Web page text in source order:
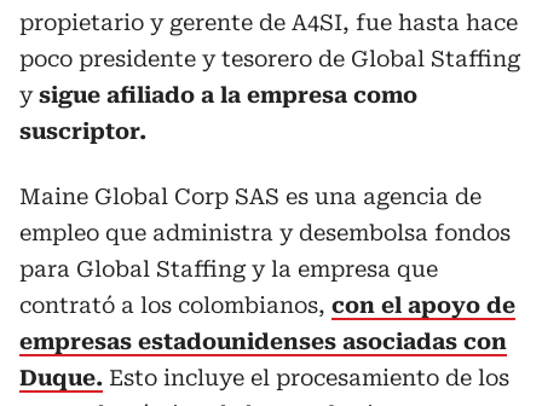
propietario y gerente de A4SI, fue hasta hace
poco presidente y tesorero de Global Staffing
ysigue afiliado a la empresa como
suscriptor.
Maine Global Corp SAS es una agencia de
empleo que administra y desembolsa fondos
para Global Staffing y la empresa que
contrató a los colombianos, con el apoyo de
empresas estadounidenses asociadas con
Duque. Esto incluye el procesamiento de los